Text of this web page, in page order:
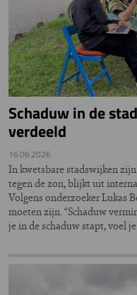
Schaduw in de
verdeeld
16.06.2026
In kwetsbare stadswijken
tegen de zon, blijkt uit
Volgens onderzoeker Lukas
moeten zijn. “Schaduw
je in de schaduw stapt, voel